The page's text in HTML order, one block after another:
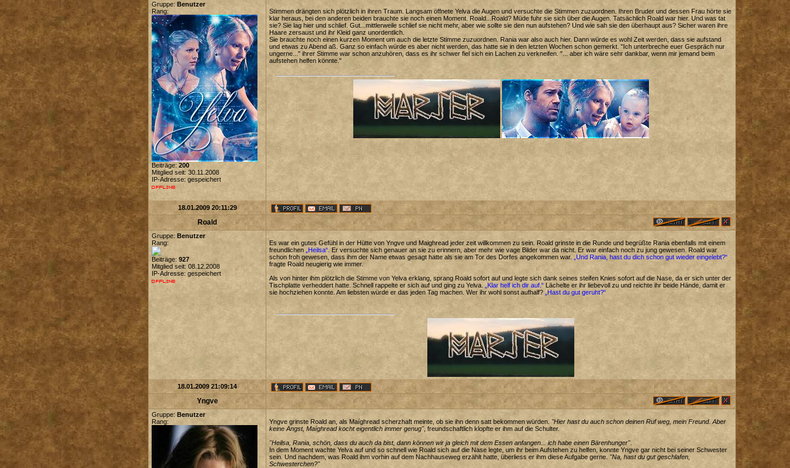
Gruppe: Benutzer
Rang:
Beiträge: 200
Mitglied seit: 30.11.2008
IP-Adresse: gespeichert
Stimmen drängten sich plötzlich in ihren Traum. Langsam öffnete Yelva die Augen und versuchte die Stimmen zuzuordnen. Ihren Bruder und dessen Frau hörte sie
klar heraus, bei den anderen beiden brauchte sie noch einen Moment. Roald...Roald? Müde fuhr sie sich über die Augen. Tatsächlich Roald war hier. Und was tat
sie? Sie lag hier und schlief. Gut...mittlerweile schlief sie nicht mehr, aber wie sollte sie den nun aufstehen? Und wie sah sie den überhaupt aus? Sicher waren ihre
Haare zersaust und ihr Kleid ganz unordentlich.
Sie brauchte noch einen kurzen Moment um auch die letzte Stimme zuzuordnen. Rania war also auch hier. Dann würde es wohl Zeit werden, dass sie aufstand
und etwas zu Abend aß. Ganz so einfach würde es aber nicht werden, das hatte sie in den letzten Wochen schon gemerkt. "Ich unterbreche euer Gespräch nur
ungerne..." ihrer Stimme war schon anzuhören, dass es ihr schwer fiel sich ein Lachen zu verkneifen. "... aber ich wäre sehr dankbar, wenn mir jemand beim
aufstehen helfen könnte."
18.01.2009 20:11:29
Roald
Gruppe: Benutzer
Rang:
Beiträge: 927
Mitglied seit: 08.12.2008
IP-Adresse: gespeichert
Es war ein gutes Gefühl in der Hütte von Yngve und Maighread jeder zeit willkommen zu sein. Roald grinste in die Runde und begrüßte Rania ebenfalls mit einem
freundlichen „Heilsa“. Er versuchte sich genauer an sie zu erinnern, aber mehr wie vage Bilder war da nicht. Er war einfach noch zu jung gewesen. Roald war
schon froh gewesen, dass ihm der Name etwas gesagt hatte als sie am Tor des Dorfes angekommen war.
„Und Rania, hast du dich schon gut wieder eingelebt?“
fragte Roald neugierig wie immer.
Als von hinter ihm plötzlich die Stimme von Yelva erklang, sprang Roald sofort auf und legte sich dank seines steifen Knies sofort auf die Nase, da er sich unter der
Tischplatte verheddert hatte. Schnell rappelte er sich auf und ging zu Yelva.
„Klar helf ich dir auf.“ Lächelte er ihr liebevoll zu und reichte ihr beide Hände, damit er
sie hochziehen konnte. Am liebsten würde er das jeden Tag machen. Wer ihr wohl sonst aufhalf? „Hast du gut geruht?“
18.01.2009 21:09:14
Yngve
Gruppe: Benutzer
Rang:
Yngve grinste Roald an, als Maíghread scherzhaft meinte, ob sie ihn denn satt bekommen würden. "Hier hast du auch schon deinen Ruf weg, mein Freund. Aber
keine Angst, Maíghread kocht eigentlich immer genug", freundschaftlich klopfte er ihm auf die Schulter.
"Heilsa, Rania, schön, dass du auch da bist, dann können wir ja gleich mit dem Essen anfangen... ich habe einen Bärenhunger".
In dem Moment wachte Yelva auf und so schnell wie Roald sich auf die Nase legte, um ihr beim Aufstehen zu helfen, konnte Yngve gar nicht bei seiner Schwester
sein. Und nachdem, was Roald ihm vorhin auf dem Nachhauseweg erzählt hatte, überliess er ihm diese Aufgabe gerne. "Na, hast du gut geschlafen,
Schwesterchen?"